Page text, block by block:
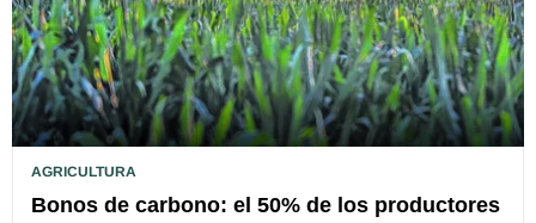
AGRICULTURA
Bonos de carbono: el 50% de los productores